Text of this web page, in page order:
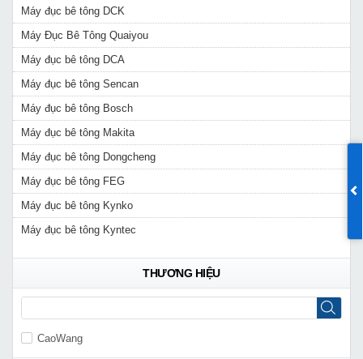
Máy đục bê tông DCK
Máy Đục Bê Tông Quaiyou
Máy đục bê tông DCA
Máy đục bê tông Sencan
Máy đục bê tông Bosch
Máy đục bê tông Makita
Máy đục bê tông Dongcheng
Máy đục bê tông FEG
Máy đục bê tông Kynko
Máy đục bê tông Kyntec
THƯƠNG HIỆU
CaoWang